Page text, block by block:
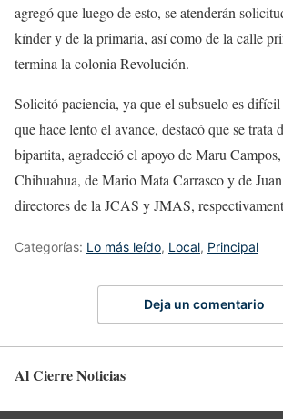
agregó que luego de esto, se atenderán
kínder y de la primaria, así como de la calle
termina la colonia Revolución.
Solicitó paciencia, ya que el subsuelo es
que hace lento el avance, destacó que se trata
bipartita, agradeció el apoyo de Maru
Chihuahua, de Mario Mata Carrasco y de
directores de la JCAS y JMAS,
Categorías: Lo más leído, Local, Principal
Deja un comentario
Al Cierre Noticias